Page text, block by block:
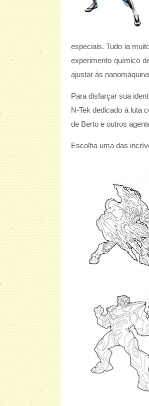
especiais. Tudo ia
experimento químico
ajustar às
Para disfarçar sua
N-Tek dedicado à luta
de Berto e outros
Escolha uma das